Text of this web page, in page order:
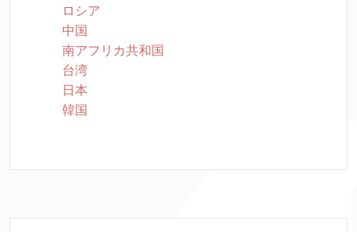
ロシア
中国
南アフリカ共和国
台湾
日本
韓国